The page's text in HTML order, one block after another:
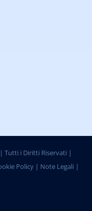
| Tutti i Diritti Riservati |
Policy| Note Legali |